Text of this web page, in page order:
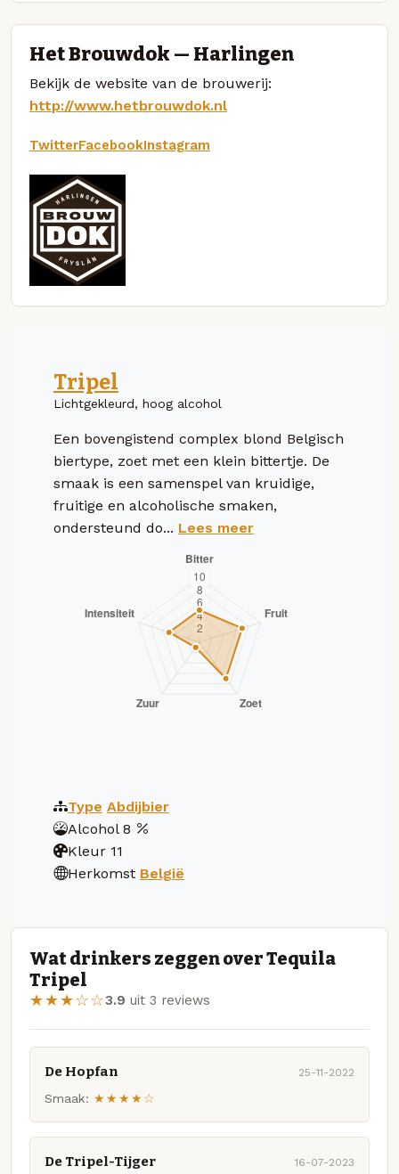
Het Brouwdok — Harlingen
Bekijk de website van de brouwerij:
http://www.hetbrouwdok.nl
TwitterFacebookInstagram
Tripel
Lichtgekleurd, hoog alcohol
Een bovengistend complex blond Belgisch
biertype, zoet met een klein bittertje. De
smaak is een samenspel van kruidige,
fruitige en alcoholische smaken,
ondersteund do... Lees meer
Type Abdijbier
Alcohol 8
Kleur 11
Herkomst België
Wat drinkers zeggen over Tequila
Tripel
★★★☆☆3.9 uit 3 reviews
De Hopfan 25-11-2022
Smaak: ★★★★☆
De Tripel-Tijger 16-07-2023